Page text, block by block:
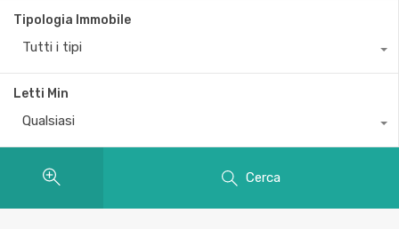
Tipologia Immobile
Tutti i tipi
Letti Min
Qualsiasi
Cerca